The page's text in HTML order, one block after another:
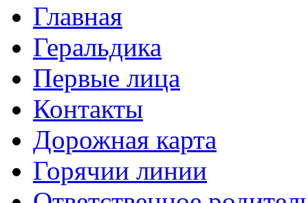
Главная
Геральдика
Первые лица
Контакты
Дорожная карта
Горячии линии